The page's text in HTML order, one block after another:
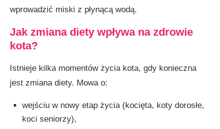
wprowadzić miski z płynącą wodą.
Jak zmiana diety wpływa na zdrowie
kota?
Istnieje kilka momentów życia kota, gdy konieczna
jest zmiana diety. Mowa o:
wejściu w nowy etap życia (kocięta, koty dorosłe,
koci seniorzy),